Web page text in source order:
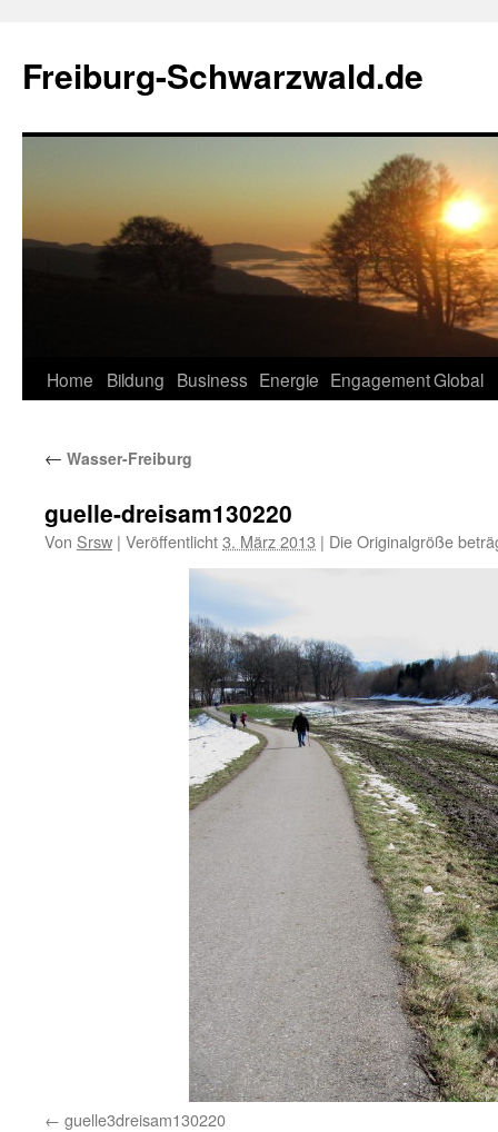
springen
Freiburg-Schwarzwald.de
Home Bildung Business Energie EngagementGlobal
← Wasser-Freiburg
guelle-dreisam130220
Von Srsw | Veröffentlicht3. März 2013 | Die Originalgröße
guelle3dreisam130220